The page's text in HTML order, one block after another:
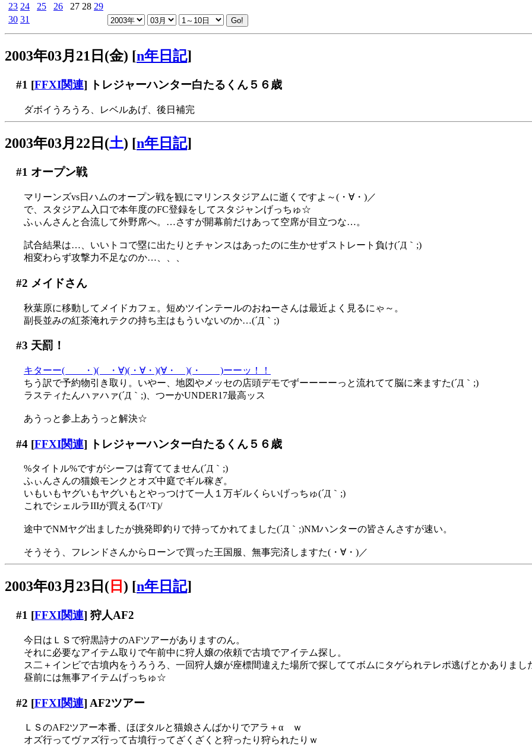
23 24 25 26 27 28 29
30 31
2003年03月21日(金) [n年日記]
#1 [FFXI関連] トレジャーハンター白たるくん５６歳
ダボイうろうろ、レベルあげ、後日補完
2003年03月22日(土) [n年日記]
#1 オープン戦
マリーンズvs日ハムのオープン戦を観にマリンスタジアムに逝くですよ～(・∀・)／
で、スタジアム入口で本年度のFC登録をしてスタジャンげっちゅ☆
ふぃんさんと合流して外野席へ。…さすが開幕前だけあって空席が目立つな…。
試合結果は…、いいトコで塁に出たりとチャンスはあったのに生かせずストレート負け(´Д｀;)
相変わらず攻撃力不足なのか…、、、
#2 メイドさん
秋葉原に移動してメイドカフェ。短めツインテールのおねーさんは最近よく見るにゃ～。
副長並みの紅茶淹れテクの持ち主はもういないのか…(´Д｀;)
#3 天罰！
キターー( ・)( ・∀)(・∀・)(∀・ )(・ )ーーッ！！
ちう訳で予約物引き取り。いやー、地図やメッセの店頭デモでずーーーーっと流れてて脳に来ますた(´Д｀;)
ラスティたんハァハァ(´Д｀;)、つーかUNDER17最高ッス
あうっと参上あうっと解決☆
#4[FFXI関連] トレジャーハンター白たるくん５６歳
%タイトル%ですがシーフは育ててません(´Д｀;)
ふぃんさんの猫娘モンクとオズ中庭でギル稼ぎ。
いもいもヤグいもヤグいもとやっつけて一人１万ギルくらいげっちゅ(´Д｀;)
これでシェルラIIIが買える(T^T)/
途中でNMヤグ出ましたが挑発即釣りで持ってかれてました(´Д｀;)NMハンターの皆さんさすが速い。
そうそう、フレンドさんからローンで買った王国服、無事完済しますた(・∀・)／
2003年03月23日( 日 ) [n年日記]
#1 [FFXI関連] 狩人AF2
今日はＬＳで狩黒詩ナのAFツアーがありますのん。
それに必要なアイテム取りで午前中に狩人嬢の依頼で古墳でアイテム探し。
ス二＋インビで古墳内をうろうろ、一回狩人嬢が座標間違えた場所で探しててボムにタゲられテレポ逃げとかありまし
昼前には無事アイテムげっちゅ☆
#2 [FFXI関連] AF2ツアー
ＬＳのAF2ツアー本番、ほぼタルと猫娘さんばかりでアラ＋α ｗ
オズ行ってヴァズ行って古墳行ってざくざくと狩ったり狩られたりｗ